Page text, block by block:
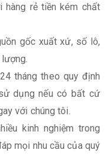
hàng rẻ tiền kém chất
gốc xuất xứ, số lô,
tháng theo quy định
dụng nếu có bất cứ
với chúng tôi.
kinh nghiệm trong
mọi nhu cầu của quý